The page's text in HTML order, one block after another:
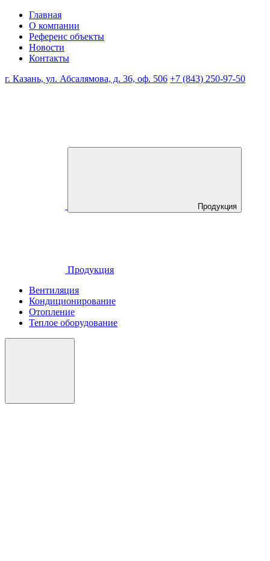
Главная
О компании
Референс объекты
Новости
Контакты
г. Казань, ул. Абсалямова, д. 36, оф. 506 +7 (843) 250-97-50
Продукция
Продукция
Вентиляция
Кондиционирование
Отопление
Теплое оборудование